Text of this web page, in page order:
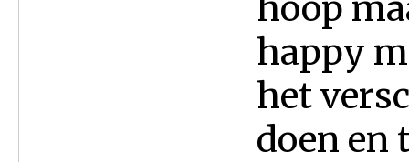
happy
het
doen en